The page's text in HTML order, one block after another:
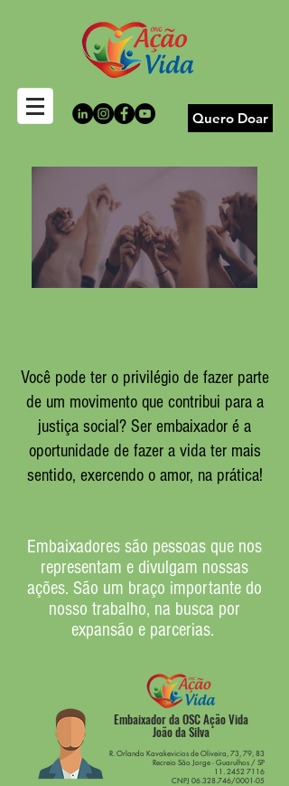
Quero Doar
Você pode ter o privilégio de fazer parte
de um movimento que contribui para a
justiça social? Ser embaixador é a
oportunidade de fazer a vida ter mais
sentido, exercendo o amor, na prática!
Embaixadores são pessoas que nos
representam e divulgam nossas
ações. São um braço importante do
nosso trabalho, na busca por
expansão e parcerias.
Embaixador da OSC Ação Vida
João da Silva
R. Orlando Kavakevicios de Oliveira, 73, 79, 83
Recreio São Jorge - Guarulhos / SP
11. 2452 7116
CNPJ 06.328.746/0001-05